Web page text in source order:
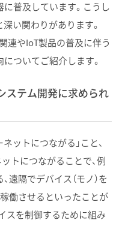
普及しています。こうし
い関わりがあります。
連やIoT製品の普及に伴う
ついてご紹介します。
ステム開発に求められ
ットにつながる」こと、
トにつながることで、例
遠隔でデバイス（モノ）を
働させるといったことが
スを制御するために組み